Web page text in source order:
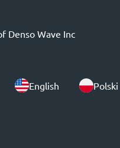
Denso Wave Inc
English Polski